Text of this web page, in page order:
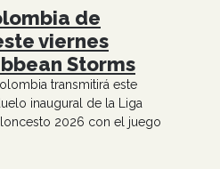
de
viernes
Storms
transmitirá este
inaugural de la Liga
2026 con el juego